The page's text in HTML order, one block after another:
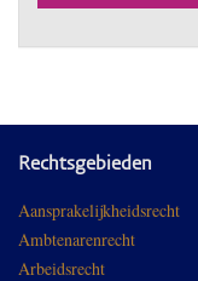
Rechtsgebieden
Aansprakelijkheidsrecht
Ambtenarenrecht
Arbeidsrecht